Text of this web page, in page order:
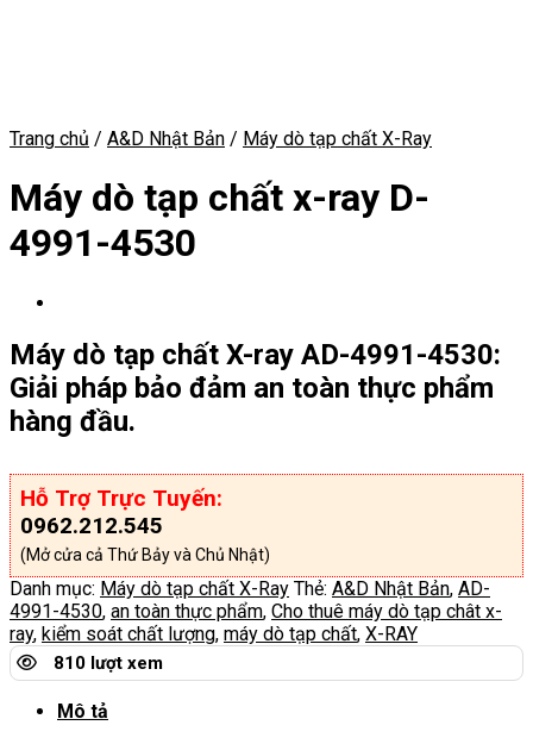
Trang chủ / A&D Nhật Bản / Máy dò tạp chất X-Ray
Máy dò tạp chất x-ray D-
4991-4530
Máy dò tạp chất X-ray AD-4991-4530:
Giải pháp bảo đảm an toàn thực phẩm
hàng đầu.
Hỗ Trợ Trực Tuyến:
0962.212.545
(Mở cửa cả Thứ Bảy và Chủ Nhật)
Danh mục: Máy dò tạp chất X-Ray Thẻ: A&D Nhật Bản, AD-
4991-4530, an toàn thực phẩm, Cho thuê máy dò tạp chât x-
ray, kiểm soát chất lượng, máy dò tạp chất, X-RAY
810 lượt xem
Mô tả